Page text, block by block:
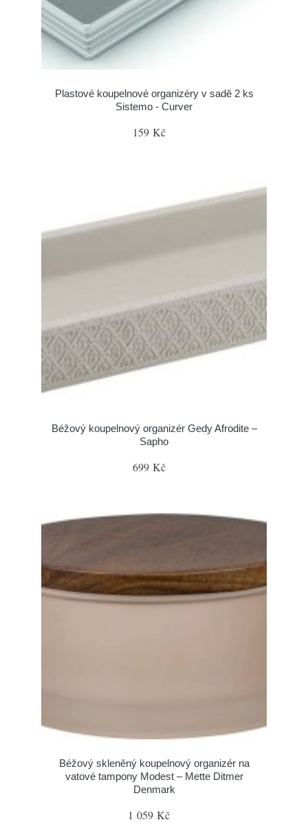
Plastové koupelnové organizéry v sadě 2 ks
Sistemo - Curver
159 Kč
Béžový koupelnový organizér Gedy Afrodite –
Sapho
699 Kč
Béžový skleněný koupelnový organizér na
vatové tampony Modest – Mette Ditmer
Denmark
1 059 Kč